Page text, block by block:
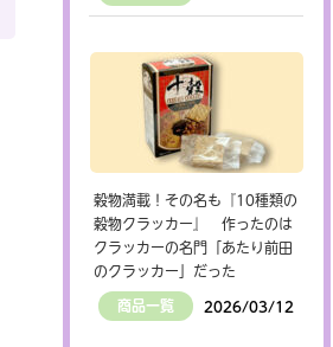
穀物満載！その名も『10種類の
穀物クラッカー』 作ったのは
クラッカーの名門「あたり前田
のクラッカー」だった
商品一覧 2026/03/12